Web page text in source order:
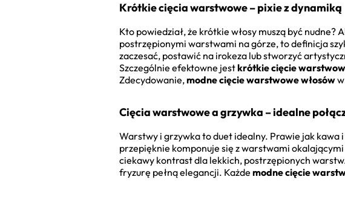
Krótkie cięcia warstwowe – pixie z dynamiką
Kto powiedział, że krótkie włosy muszą być
postrzępionymi warstwami na górze, to definicja
zaczesać, postawić na irokeza lub stworzyć
Szczególnie efektowne jestkrótkie cięcie
Zdecydowanie,modne cięcie warstwowe włosów
Cięcia warstwowe a grzywka – idealne
Warstwy i grzywka to duet idealny. Prawie jak kawa
przepięknie komponuje się z warstwami
ciekawy kontrast dla lekkich, postrzępionych
fryzurę pełną elegancji. Każde modne cięcie